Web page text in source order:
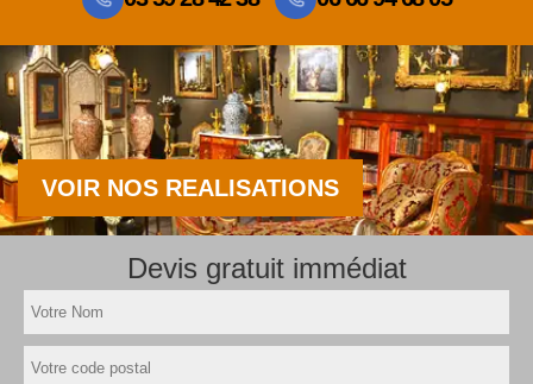
VOIR NOS REALISATIONS
Devis gratuit immédiat